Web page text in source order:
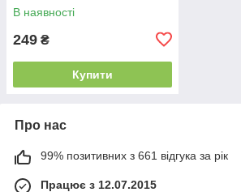
В наявності
249 ₴
Купити
Про нас
99% позитивних з 661 відгука за рік
Працює з 12.07.2015